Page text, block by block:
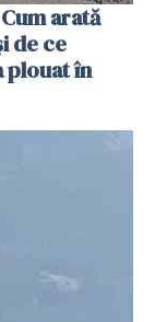
arată
de ce
plouat în